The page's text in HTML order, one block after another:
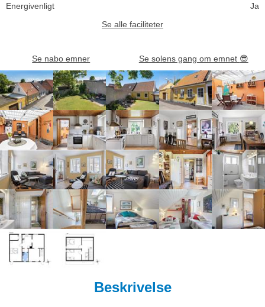
Energivenligt
Ja
Se alle faciliteter
Se nabo emner Se solens gang om emnet 😎
Beskrivelse